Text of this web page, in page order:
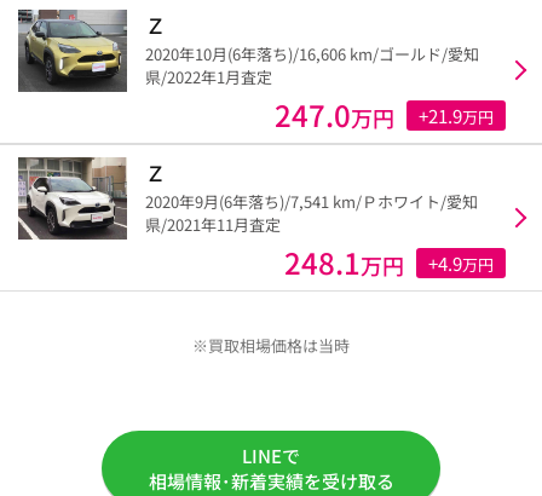
Ｚ
2020年10月(6年落ち)/16,606 km/ゴールド/愛知
県/2022年1月査定
247.0万円 +21.9万円
Ｚ
2020年9月(6年落ち)/7,541 km/Ｐホワイト/愛知
県/2021年11月査定
248.1万円 +4.9万円
※買取相場価格は当時
LINEで
相場情報･新着実績を受け取る